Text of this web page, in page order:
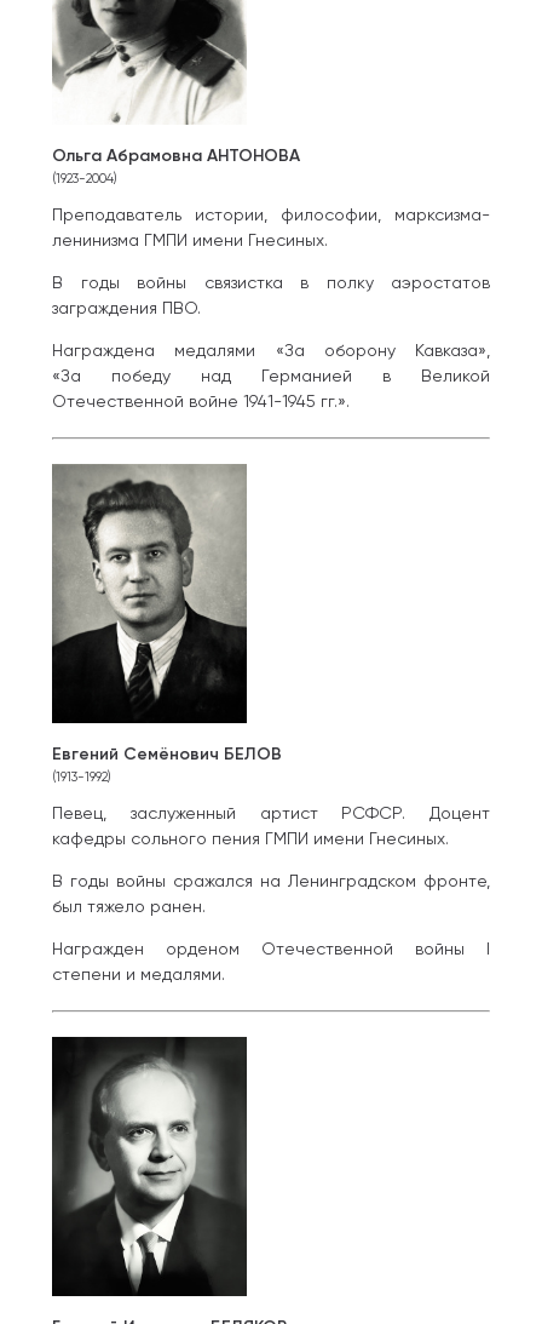
Ольга Абрамовна АНТОНОВА
(1923-2004)
Преподаватель истории, философии, марксизма-
ленинизма ГМПИ имени Гнесиных.
В годы войны связистка в полку аэростатов
заграждения ПВО.
Награждена медалями «За оборону Кавказа»,
«За победу над Германией в Великой
Отечественной войне 1941-1945 гг.».
Евгений Семёнович БЕЛОВ
(1913-1992)
Певец, заслуженный артист РСФСР. Доцент
кафедры сольного пения ГМПИ имени Гнесиных.
В годы войны сражался на Ленинградском фронте,
был тяжело ранен.
Награжден орденом Отечественной войны I
степени и медалями.